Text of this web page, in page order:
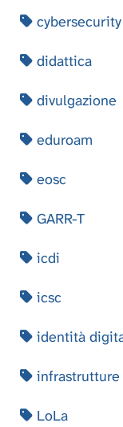
cybersecurity
didattica
divulgazione
eduroam
eosc
GARR-T
icdi
icsc
identità
infrastrutture
LoLa